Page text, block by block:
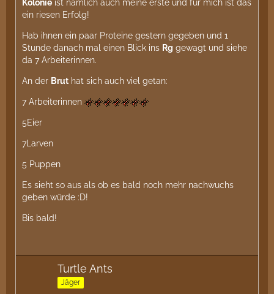
Kolonie ist nämlich auch meine erste und für mich ist das
ein riesen Erfolg!
Hab ihnen ein paar Proteine gestern gegeben und 1
Stunde danach mal einen Blick ins Rg gewagt und siehe
da 7 Arbeiterinnen.
An der Brut hat sich auch viel getan:
7 Arbeiterinnen
5Eier
7Larven
5 Puppen
Es sieht so aus als ob es bald noch mehr nachwuchs
geben würde :D!
Bis bald!
Turtle Ants
Jäger